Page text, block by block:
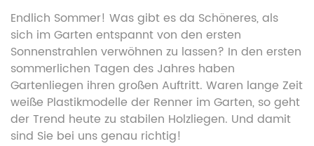
Endlich Sommer! Was gibt es da Schöneres, als
sich im Garten entspannt von den ersten
Sonnenstrahlen verwöhnen zu lassen? In den ersten
sommerlichen Tagen des Jahres haben
Gartenliegen ihren großen Auftritt. Waren lange Zeit
weiße Plastikmodelle der Renner im Garten, so geht
der Trend heute zu stabilen Holzliegen. Und damit
sind Sie bei uns genau richtig!